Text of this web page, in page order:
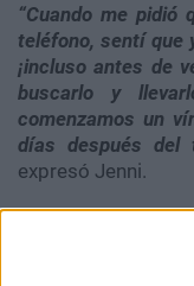
“Cuando me pidió
teléfono, sentí que
¡incluso antes de
buscarlo y
comenzamos un
días después del
expresó Jenni.
cuidado que